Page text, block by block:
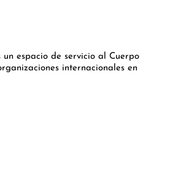
un espacio de servicio al Cuerpo
internacionales en